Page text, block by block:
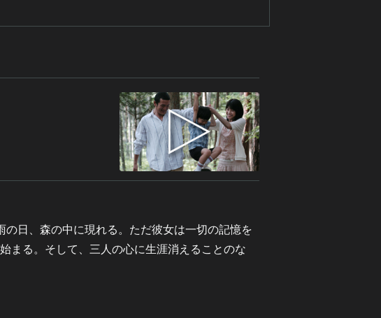
日、森の中に現れる。ただ彼女は一切の記憶を
まる。そして、三人の心に生涯消えることのな